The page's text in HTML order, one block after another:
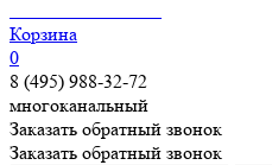
Корзина
0
8 (495) 988-32-72
многоканальный
Заказать обратный звонок
Заказать обратный звонок